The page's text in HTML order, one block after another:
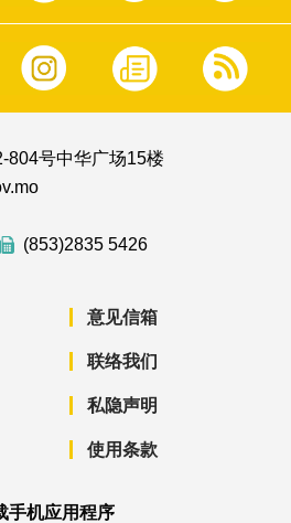
804号中华广场15楼
(853)2835 5426
意见信箱
联络我们
私隐声明
使用条款
手机应用程序